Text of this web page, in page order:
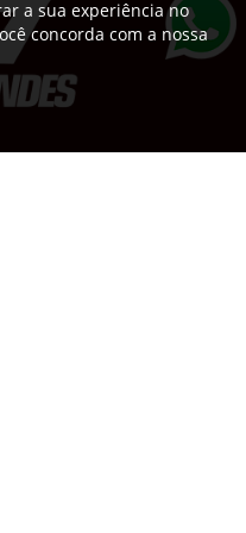
a sua experiência no
concorda com a nossa